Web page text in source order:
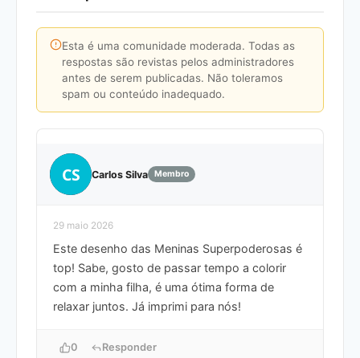
Esta é uma comunidade moderada. Todas as
respostas são revistas pelos administradores
antes de serem publicadas. Não toleramos
spam ou conteúdo inadequado.
CS Carlos Silva Membro
29 maio 2026
Este desenho das Meninas Superpoderosas é
top! Sabe, gosto de passar tempo a colorir
com a minha filha, é uma ótima forma de
relaxar juntos. Já imprimi para nós!
0 Responder